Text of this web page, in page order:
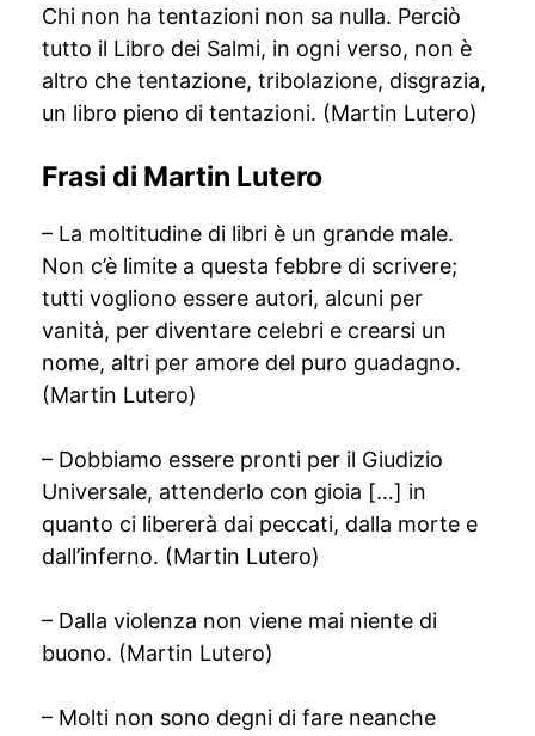
Chi non ha tentazioni non sa nulla. Perciò
tutto il Libro dei Salmi, in ogni verso, non è
altro che tentazione, tribolazione, disgrazia,
un libro pieno di tentazioni. (Martin Lutero)
Frasi di Martin Lutero
– La moltitudine di libri è un grande male.
Non c’è limite a questa febbre di scrivere;
tutti vogliono essere autori, alcuni per
vanità, per diventare celebri e crearsi un
nome, altri per amore del puro guadagno.
(Martin Lutero)
– Dobbiamo essere pronti per il Giudizio
Universale, attenderlo con gioia […] in
quanto ci libererà dai peccati, dalla morte e
dall’inferno. (Martin Lutero)
– Dalla violenza non viene mai niente di
buono. (Martin Lutero)
– Molti non sono degni di fare neanche